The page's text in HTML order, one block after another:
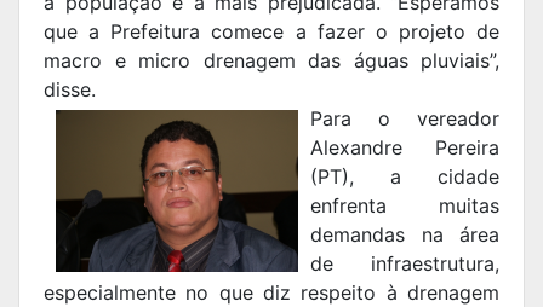
que a Prefeitura comece a fazer o projeto de
macro e micro drenagem das águas pluviais”,
disse.
Para o vereador
Alexandre Pereira
(PT), a cidade
enfrenta muitas
demandas na área
de infraestrutura,
especialmente no que diz respeito à drenagem